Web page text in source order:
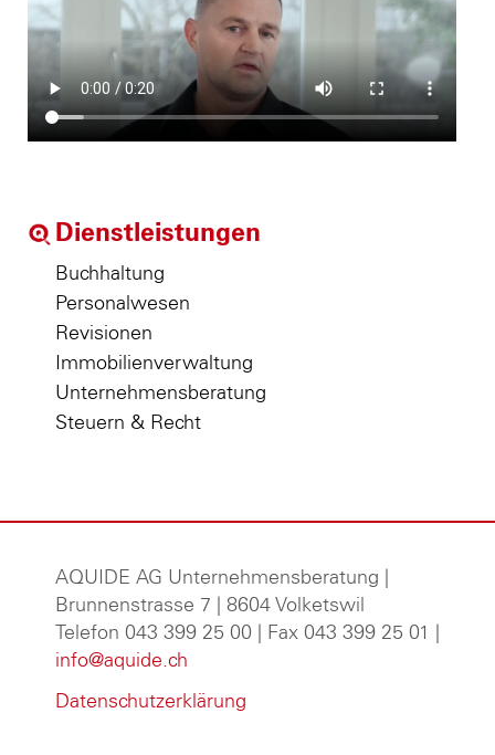
Dienstleistungen
Buchhaltung
Personalwesen
Revisionen
Immobilienverwaltung
Unternehmensberatung
Steuern & Recht
AQUIDE AG Unternehmensberatung
Brunnenstrasse 7 | 8604 Volketswil
Telefon 043 399 25 00 | Fax 043 399 25 01 |
info@aquide.ch
Datenschutzerklärung